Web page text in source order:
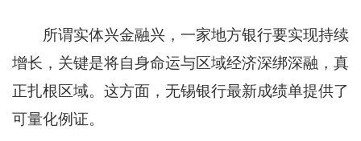
所谓实体兴金融兴，一家地方银行要实现持续
增长，关键是将自身命运与区域经济深绑深融，真
正扎根区域。这方面，无锡银行最新成绩单提供了
可量化例证。